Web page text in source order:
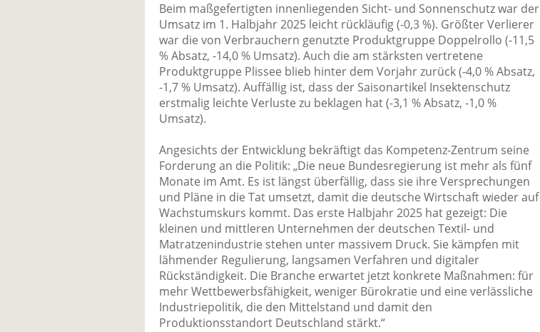
Beim maßgefertigten innenliegenden Sicht- und Sonnenschutz war der
Umsatz im 1. Halbjahr 2025 leicht rückläufig (-0,3 %). Größter Verlierer
war die von Verbrauchern genutzte Produktgruppe Doppelrollo (-11,5
% Absatz, -14,0 % Umsatz). Auch die am stärksten vertretene
Produktgruppe Plissee blieb hinter dem Vorjahr zurück (-4,0 % Absatz,
-1,7 % Umsatz). Auffällig ist, dass der Saisonartikel Insektenschutz
erstmalig leichte Verluste zu beklagen hat (-3,1 % Absatz, -1,0 %
Umsatz).
Angesichts der Entwicklung bekräftigt das Kompetenz-Zentrum seine
Forderung an die Politik: „Die neue Bundesregierung ist mehr als fünf
Monate im Amt. Es ist längst überfällig, dass sie ihre Versprechungen
und Pläne in die Tat umsetzt, damit die deutsche Wirtschaft wieder auf
Wachstumskurs kommt. Das erste Halbjahr 2025 hat gezeigt: Die
kleinen und mittleren Unternehmen der deutschen Textil- und
Matratzenindustrie stehen unter massivem Druck. Sie kämpfen mit
lähmender Regulierung, langsamen Verfahren und digitaler
Rückständigkeit. Die Branche erwartet jetzt konkrete Maßnahmen: für
mehr Wettbewerbsfähigkeit, weniger Bürokratie und eine verlässliche
Industriepolitik, die den Mittelstand und damit den
Produktionsstandort Deutschland stärkt.“